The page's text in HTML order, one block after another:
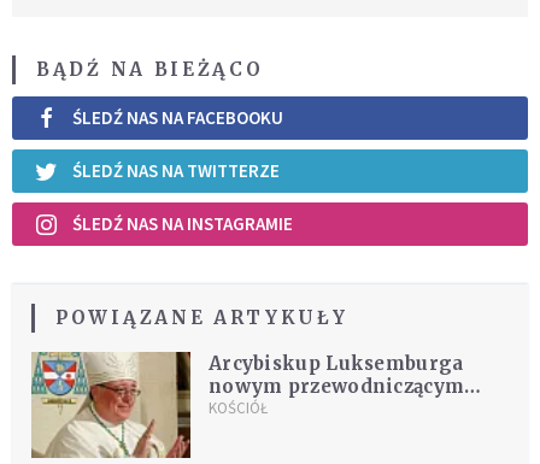
BĄDŹ NA BIEŻĄCO
ŚLEDŹ NAS NA FACEBOOKU
ŚLEDŹ NAS NA TWITTERZE
ŚLEDŹ NAS NA INSTAGRAMIE
POWIĄZANE ARTYKUŁY
Arcybiskup Luksemburga
nowym przewodniczącym
COMECE
KOŚCIÓŁ